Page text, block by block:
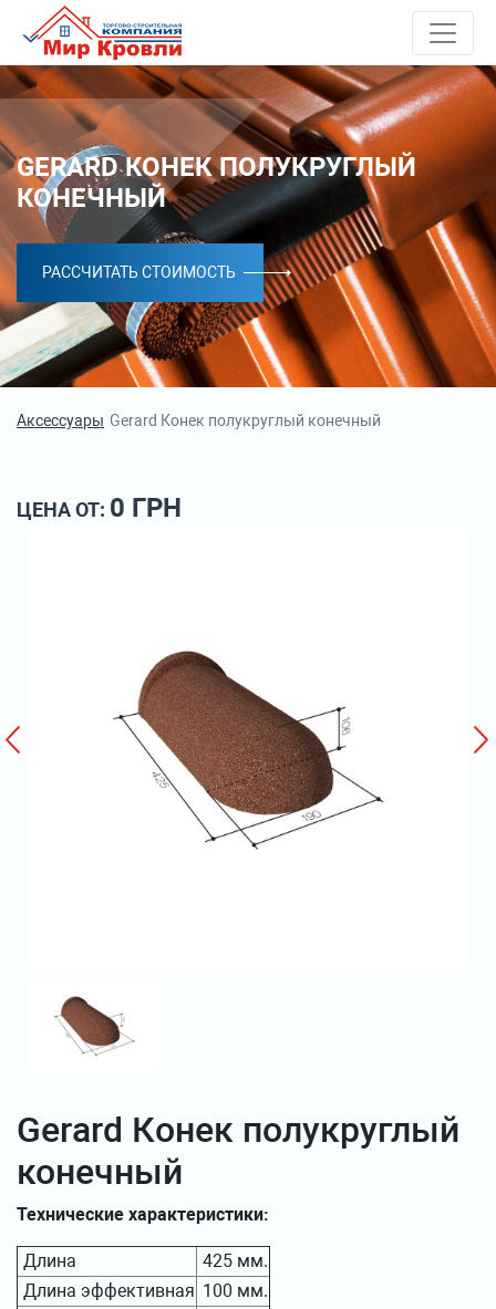
GERARD КОНЕК ПОЛУКРУГЛЫЙ
КОНЕЧНЫЙ
РАССЧИТАТЬ СТОИМОСТЬ
Аксессуары Gerard Конек полукруглый конечный
ЦЕНА ОТ: 0 ГРН
Gerard Конек полукруглый
конечный
Технические характеристики:
Длина
425 мм.
Длина эффективная 100 мм.